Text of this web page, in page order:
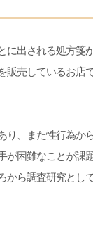
に出される処方箋
販売しているお店
り、また性行為か
が困難なことが課
から調査研究とし